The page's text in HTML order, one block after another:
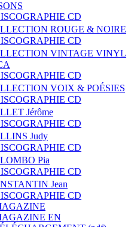
CD
ROUGE & NOIRE
CD
VINTAGE VINYL
CD
VOIX & POÉSIES
CD
Jérôme
CD
Judy
CD
Pia
CD
Jean
CD
EN